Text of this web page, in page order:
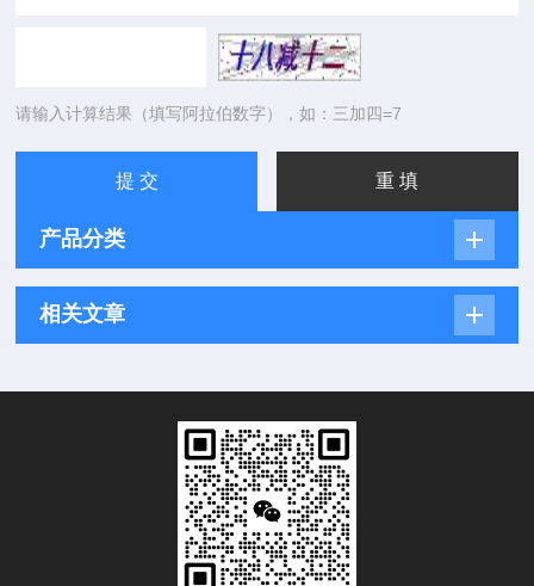
请输入计算结果（填写阿拉伯数字），如：三加四=7
产品分类
相关文章